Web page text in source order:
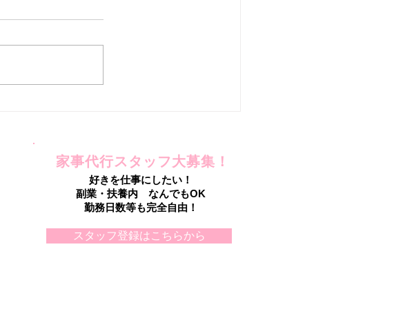
家事代行スタッフ大募集！
好きを仕事にしたい！
副業・扶養内 なんでもOK
勤務日数等も完全自由！
スタッフ登録はこちらから